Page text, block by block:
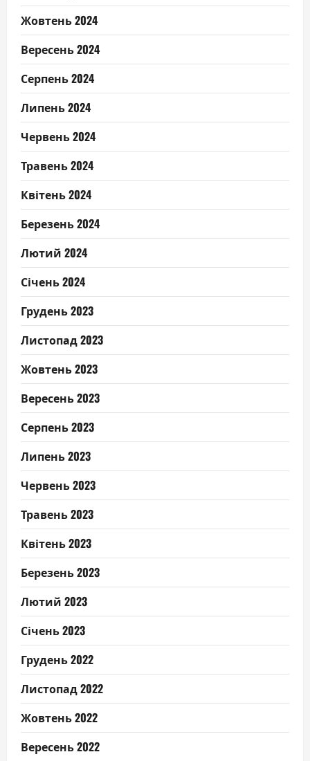
Жовтень 2024
Вересень 2024
Серпень 2024
Липень 2024
Червень 2024
Травень 2024
Квітень 2024
Березень 2024
Лютий 2024
Січень 2024
Грудень 2023
Листопад 2023
Жовтень 2023
Вересень 2023
Серпень 2023
Липень 2023
Червень 2023
Травень 2023
Квітень 2023
Березень 2023
Лютий 2023
Січень 2023
Грудень 2022
Листопад 2022
Жовтень 2022
Вересень 2022